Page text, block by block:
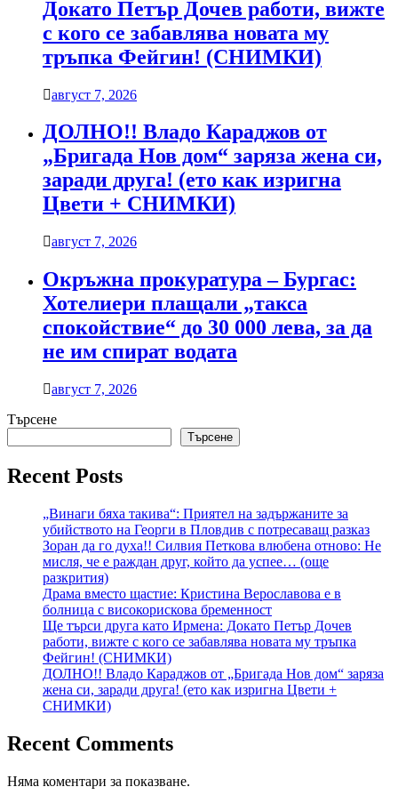
Докато Петър Дочев работи, вижте
с кого се забавлява новата му
тръпка Фейгин! (СНИМКИ)
август 7, 2026
ДОЛНО!! Владо Караджов от
„Бригада Нов дом“ заряза жена си,
заради друга! (ето как изригна
Цвети + СНИМКИ)
август 7, 2026
Окръжна прокуратура – Бургас:
Хотелиери плащали „такса
спокойствие“ до 30 000 лева, за да
не им спират водата
август 7, 2026
Търсене
Търсене
Recent Posts
„Винаги бяха такива“: Приятел на задържаните за
убийството на Георги в Пловдив с потресаващ разказ
Зоран да го духа!! Силвия Петкова влюбена отново: Не
мисля, че е раждан друг, който да успее… (още
разкрития)
Драма вместо щастие: Кристина Верославова е в
болница с високорискова бременност
Ще търси друга като Ирмена: Докато Петър Дочев
работи, вижте с кого се забавлява новата му тръпка
Фейгин! (СНИМКИ)
ДОЛНО!! Владо Караджов от „Бригада Нов дом“ заряза
жена си, заради друга! (ето как изригна Цвети +
СНИМКИ)
Recent Comments
Няма коментари за показване.